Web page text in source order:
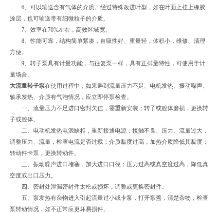
6、可以输送含有气体的介质。经过特殊改进叶型，如在叶面上挂上橡胶
涂层，也可输送带有细微粒子的介质。
7、效率在70%左右，高效区域宽。
8、性能可靠，结构简单紧凑，自吸性好、重量轻，体积小，维修、清理
方便。
9、转子泵具有计量功能，与往复泵一样，具有正排量特性，可使用于计
量场合。
大流量转子泵在使用过程中，如果遇到流量压力不足、电机发热、振动噪声、
轴承发热、介质有气泡情况，应立即停泵检查。
一、流量压力不足进口密封欠佳，需重新安装；转子或腔体磨损，更换转
子或腔体。
二、电动机发热电源缺相，重新接通电源；接触不良、压力、流量过大，
调整压力、流量，检查电流是否过载；介质黏度过高，加热介质降低其黏度；
转动件卡泵，更换转动件。
三、振动噪声进口堵塞，加大进口口径；压力过高或真空度过高，降低真
空度或出口压力。
四、密封处泄漏密封件太松或损坏，调整或更换密封件。
五、泵发热有杂物进入引起流量过小或卡泵，打开泵盖，清楚杂物，检查
泵转动情况，如不正常应更坏易损件。